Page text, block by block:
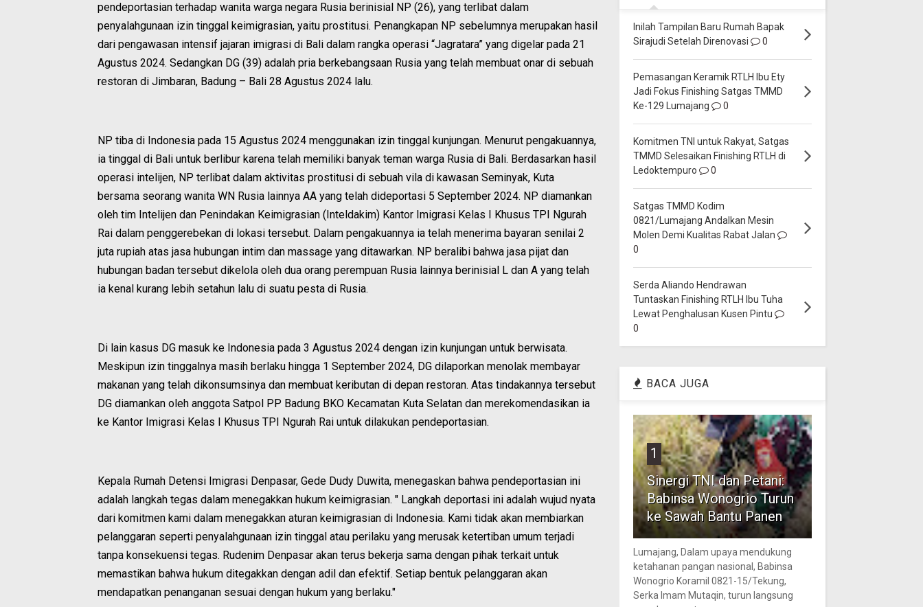
pendeportasian terhadap wanita warga negara Rusia berinisial NP (26), yang terlibat dalam
penyalahgunaan izin tinggal keimigrasian, yaitu prostitusi. Penangkapan NP sebelumnya merupakan hasil
dari pengawasan intensif jajaran imigrasi di Bali dalam rangka operasi “Jagratara” yang digelar pada 21
Agustus 2024. Sedangkan DG (39) adalah pria berkebangsaan Rusia yang telah membuat onar di sebuah
restoran di Jimbaran, Badung – Bali 28 Agustus 2024 lalu.
NP tiba di Indonesia pada 15 Agustus 2024 menggunakan izin tinggal kunjungan. Menurut pengakuannya,
ia tinggal di Bali untuk berlibur karena telah memiliki banyak teman warga Rusia di Bali. Berdasarkan hasil
operasi intelijen, NP terlibat dalam aktivitas prostitusi di sebuah vila di kawasan Seminyak, Kuta
bersama seorang wanita WN Rusia lainnya AA yang telah dideportasi 5 September 2024. NP diamankan
oleh tim Intelijen dan Penindakan Keimigrasian (Inteldakim) Kantor Imigrasi Kelas I Khusus TPI Ngurah
Rai dalam penggerebekan di lokasi tersebut. Dalam pengakuannya ia telah menerima bayaran senilai 2
juta rupiah atas jasa hubungan intim dan massage yang ditawarkan. NP beralibi bahwa jasa pijat dan
hubungan badan tersebut dikelola oleh dua orang perempuan Rusia lainnya berinisial L dan A yang telah
ia kenal kurang lebih setahun lalu di suatu pesta di Rusia.
Di lain kasus DG masuk ke Indonesia pada 3 Agustus 2024 dengan izin kunjungan untuk berwisata.
Meskipun izin tinggalnya masih berlaku hingga 1 September 2024, DG dilaporkan menolak membayar
makanan yang telah dikonsumsinya dan membuat keributan di depan restoran. Atas tindakannya tersebut
DG diamankan oleh anggota Satpol PP Badung BKO Kecamatan Kuta Selatan dan merekomendasikan ia
ke Kantor Imigrasi Kelas I Khusus TPI Ngurah Rai untuk dilakukan pendeportasian.
Kepala Rumah Detensi Imigrasi Denpasar, Gede Dudy Duwita, menegaskan bahwa pendeportasian ini
adalah langkah tegas dalam menegakkan hukum keimigrasian. " Langkah deportasi ini adalah wujud nyata
dari komitmen kami dalam menegakkan aturan keimigrasian di Indonesia. Kami tidak akan membiarkan
pelanggaran seperti penyalahgunaan izin tinggal atau perilaku yang merusak ketertiban umum terjadi
tanpa konsekuensi tegas. Rudenim Denpasar akan terus bekerja sama dengan pihak terkait untuk
memastikan bahwa hukum ditegakkan dengan adil dan efektif. Setiap bentuk pelanggaran akan
mendapatkan penanganan sesuai dengan hukum yang berlaku."
Inilah Tampilan Baru Rumah Bapak
Sirajudi Setelah Direnovasi
0
Pemasangan Keramik RTLH Ibu Ety
Jadi Fokus Finishing Satgas TMMD
Ke-129 Lumajang
0
Komitmen TNI untuk Rakyat, Satgas
TMMD Selesaikan Finishing RTLH di
Ledoktempuro
0
Satgas TMMD Kodim
0821/Lumajang Andalkan Mesin
Molen Demi Kualitas Rabat Jalan
0
Serda Aliando Hendrawan
Tuntaskan Finishing RTLH Ibu Tuha
Lewat Penghalusan Kusen Pintu
0
BACA JUGA
1
Sinergi TNI dan Petani:
Babinsa Wonogrio Turun
ke Sawah Bantu Panen
Lumajang, Dalam upaya mendukung
ketahanan pangan nasional, Babinsa
Wonogrio Koramil 0821-15/Tekung,
Serka Imam Mutaqin, turun langsung